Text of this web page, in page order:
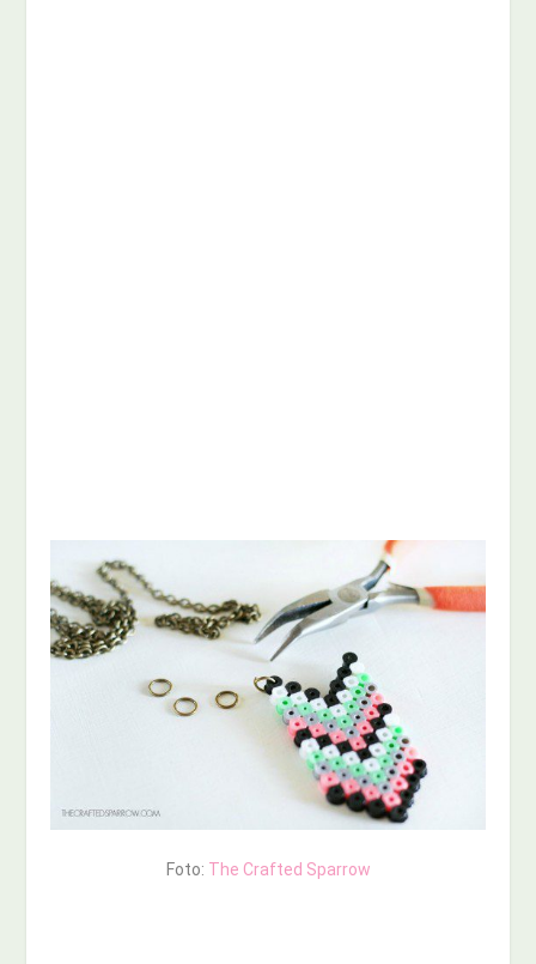
Foto: The Crafted Sparrow